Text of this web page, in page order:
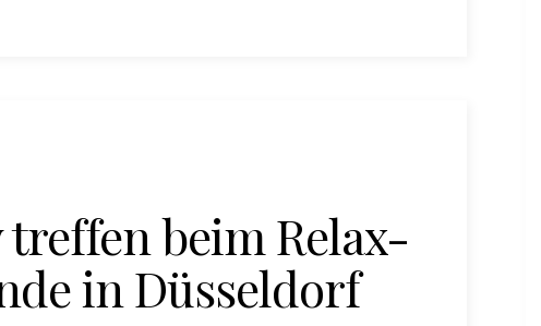
treffen beim Relax-
in Düsseldorf